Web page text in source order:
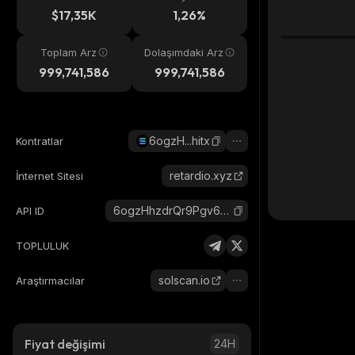
$17,35K 1,26%
Toplam Arz
999,741,586
Dolaşımdaki Arz
999,741,586
Kontratlar 6ogzH...hitx
İnternet Sitesi retardio.xyz
API ID 6ogzHhzdrQr9Pgv6hZ2MNze7UrzBMAFyBBWUYp1Fhitx_solana
TOPLULUK
Araştırmacılar solscan.io
Fiyat değişimi 24H